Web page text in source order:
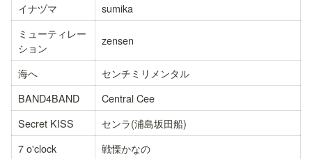
イナヅマ
sumika
ミューティレー
ション
zensen
海へ
センチミリメンタル
BAND4BAND
Central Cee
Secret KISS
センラ(浦島坂田船)
7 o'clock
戦慄かなの